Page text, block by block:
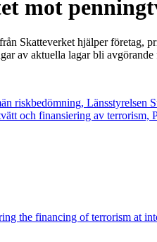
mot
Skatteverket hjälper företag,
av aktuella lagar bli
riskbedömning, Länsstyrelsen
och finansiering av terrorism,
the financing of terrorism at